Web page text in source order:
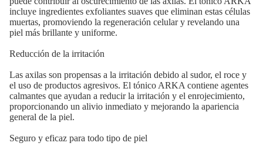
incluye ingredientes exfoliantes suaves que eliminan estas células
muertas, promoviendo la regeneración celular y revelando una
piel más brillante y uniforme.
Reducción de la irritación
Las axilas son propensas a la irritación debido al sudor, el roce y
el uso de productos agresivos. El tónico ARKA contiene agentes
calmantes que ayudan a reducir la irritación y el enrojecimiento,
proporcionando un alivio inmediato y mejorando la apariencia
general de la piel.
Seguro y eficaz para todo tipo de piel